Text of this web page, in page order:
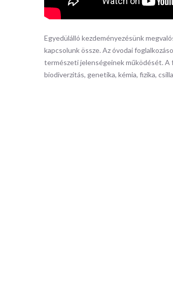
Egyedülálló kezdeményezésünk
kapcsolunk össze. Az óvodai
természeti jelenségeinek működését.
biodiverzitás, genetika, kémia, fizika,